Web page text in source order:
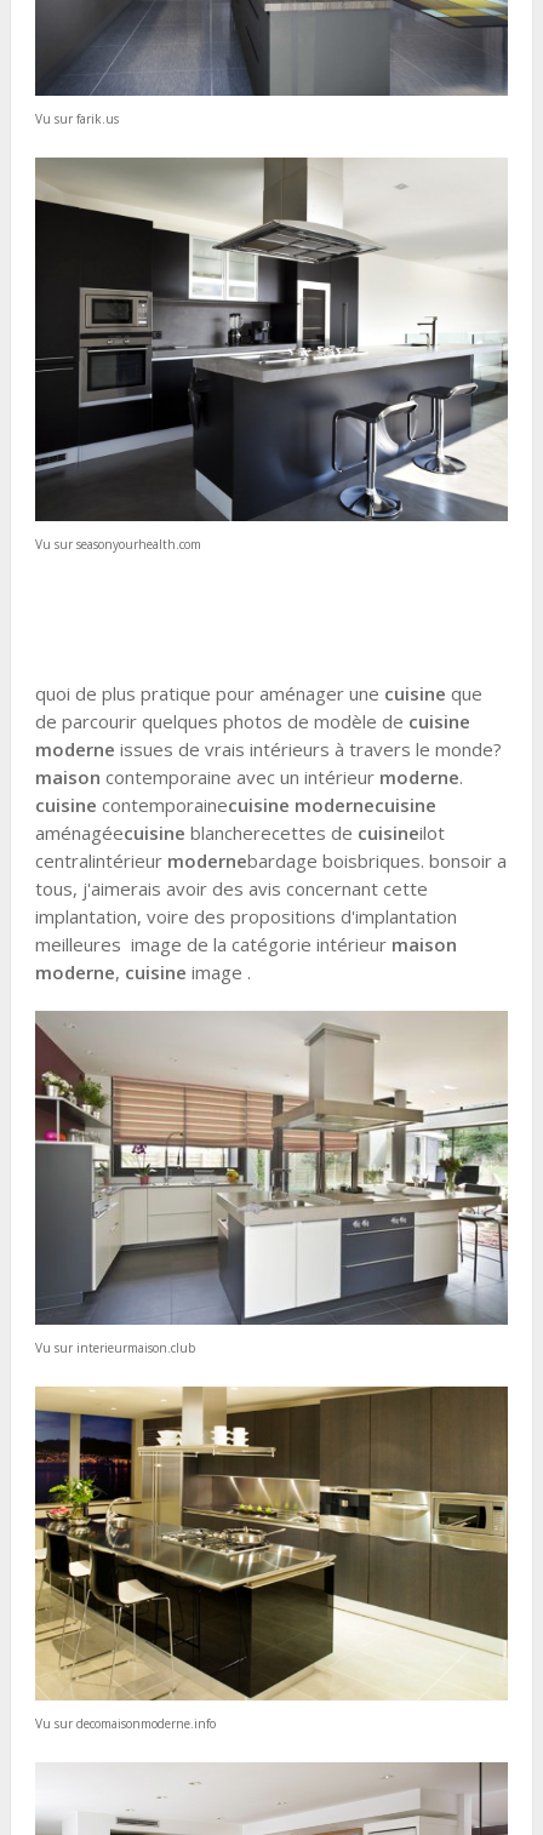
Vu sur farik.us
Vu sur seasonyourhealth.com
quoi de plus pratique pour aménager une cuisine que
de parcourir quelques photos de modèle de cuisine
moderne issues de vrais intérieurs à travers le monde?
maison contemporaine avec un intérieur moderne.
cuisine contemporainecuisine modernecuisine
aménagéecuisine blancherecettes de cuisineilot
centralintérieur modernebardage boisbriques. bonsoir a
tous, j'aimerais avoir des avis concernant cette
implantation, voire des propositions d'implantation
meilleures image de la catégorie intérieur maison
moderne, cuisine image .
Vu sur interieurmaison.club
Vu sur decomaisonmoderne.info